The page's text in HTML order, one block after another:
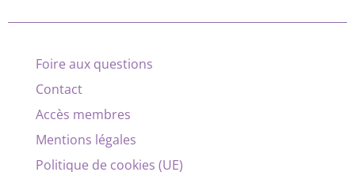
Foire aux questions
Contact
Accès membres
Mentions légales
Politique de cookies (UE)